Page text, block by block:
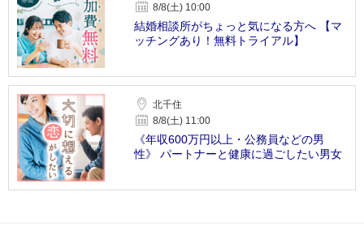
8/8(土) 10:00
結婚相談所がちょっと気になる方へ 【マ
ッチングあり！無料トライアル】
北千住
8/8(土) 11:00
《年収600万円以上・公務員などの男
性》 パートナーと健康に過ごしたい男女